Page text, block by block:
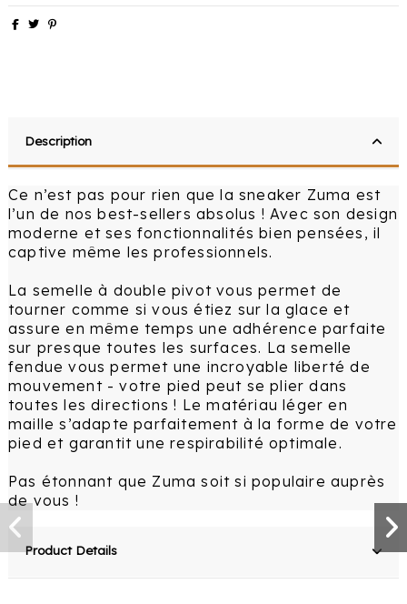
Description
Ce n’est pas pour rien que la sneaker Zuma est
l’un de nos best-sellers absolus ! Avec son design
moderne et ses fonctionnalités bien pensées, il
captive même les professionnels.
La semelle à double pivot vous permet de
tourner comme si vous étiez sur la glace et
assure en même temps une adhérence parfaite
sur presque toutes les surfaces. La semelle
fendue vous permet une incroyable liberté de
mouvement - votre pied peut se plier dans
toutes les directions ! Le matériau léger en
maille s’adapte parfaitement à la forme de votre
pied et garantit une respirabilité optimale.
Pas étonnant que Zuma soit si populaire auprès
de vous !
Product Details